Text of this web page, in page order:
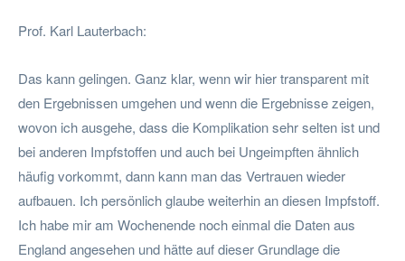
Prof. Karl Lauterbach:
Das kann gelingen. Ganz klar, wenn wir hier transparent mit
den Ergebnissen umgehen und wenn die Ergebnisse zeigen,
wovon ich ausgehe, dass die Komplikation sehr selten ist und
bei anderen Impfstoffen und auch bei Ungeimpften ähnlich
häufig vorkommt, dann kann man das Vertrauen wieder
aufbauen. Ich persönlich glaube weiterhin an diesen Impfstoff.
Ich habe mir am Wochenende noch einmal die Daten aus
England angesehen und hätte auf dieser Grundlage die